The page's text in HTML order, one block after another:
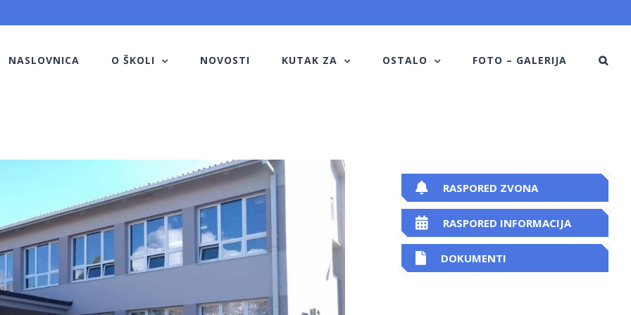
NASLOVNICA O ŠKOLI NOVOSTI KUTAK ZA OSTALO FOTO – GALERIJA
RASPORED ZVONA
RASPORED INFORMACIJA
DOKUMENTI